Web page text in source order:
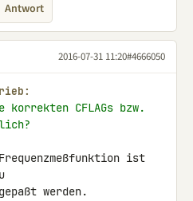
Antwort
2016-07-31 11:20#4666050
CFLAGs bzw.
ist
werden.